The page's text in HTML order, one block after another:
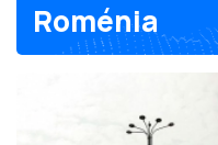
Roménia